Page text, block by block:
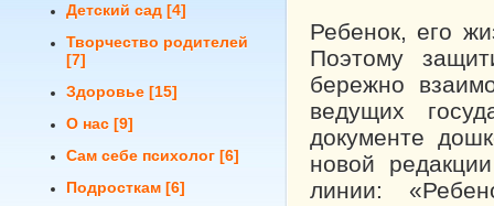
Детский сад [4]
Творчество родителей
[7]
Здоровье [15]
О нас [9]
Сам себе психолог [6]
Подросткам [6]
Ребенок, его
Поэтому
бережно
ведущих
документе
новой
линии: